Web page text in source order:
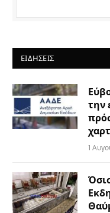
ΕΙΔΉΣΕΙΣ
την
1